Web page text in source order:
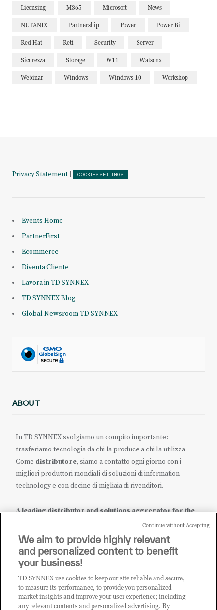
Licensing M365 Microsoft News
NUTANIX Partnership Power Power Bi
Red Hat Reti Security Server
Sicurezza Storage W11 Watsonx
Webinar Windows Windows 10 Workshop
Privacy Statement COOKIES SETTINGS
Events Home
PartnerFirst
Ecommerce
Diventa Cliente
Lavora in TD SYNNEX
TD SYNNEX Blog
Global Newsroom TD SYNNEX
ABOUT
In TD SYNNEX svolgiamo un compito importante:
trasferiamo tecnologia da chi la produce a chi la utilizza.
Come distributore, siamo a contatto ogni giorno con i
migliori produttori mondiali di soluzioni di information
technology e con decine di migliaia di rivenditori.
A leading distributor and solutions aggregator for the
it.tdsynnex.com|eu.tdsynnex.com|tdsynnex.com
CATEGORIE
We aim to provide highly relevant
and personalized content to benefit
your business!
TD SYNNEX use cookies to keep our site reliable and secure,
to measure its performance, to provide you personalized
market insights and improve your user experience; including
any relevant contents and personalized advertising. By
Continue without Accepting